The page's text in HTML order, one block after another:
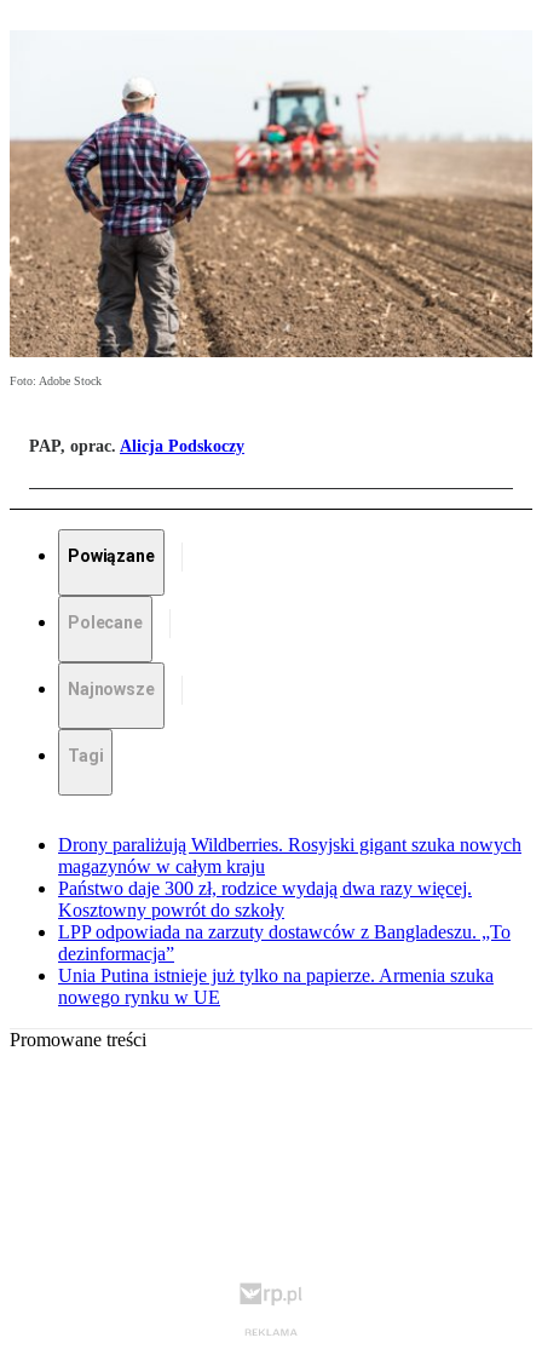
Foto: Adobe Stock
PAP, oprac. Alicja Podskoczy
Powiązane
Polecane
Najnowsze
Tagi
Drony paraliżują Wildberries. Rosyjski gigant szuka nowych
magazynów w całym kraju
Państwo daje 300 zł, rodzice wydają dwa razy więcej.
Kosztowny powrót do szkoły
LPP odpowiada na zarzuty dostawców z Bangladeszu. „To
dezinformacja”
Unia Putina istnieje już tylko na papierze. Armenia szuka
nowego rynku w UE
Promowane treści